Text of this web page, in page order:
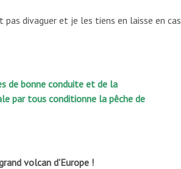
pas divaguer et je les tiens en laisse en cas
de bonne conduite et de la
par tous conditionne la pêche de
volcan d'Europe !